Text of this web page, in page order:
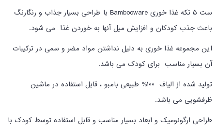
ست 5 تکه غذا خوری Bambooware با طراحی بسیار جذاب و رنگارنگ
باعث جذب کودکان و افزایش میل آنها به خوردن غذا می شود.
این مجموعه غذا خوری به دلیل نداشتن مواد مضر و سمی در ترکیبات
آن بسیار مناسب برای کودک می باشد.
تولید شده از الیاف 100% طبیعی بامبو ، قابل استفاده در ماشین
ظرفشویی می باشد.
طراحی ارگونومیک و ابعاد بسیار مناسب و قابل استفاده توسط کودک با